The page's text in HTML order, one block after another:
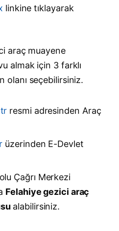
linkine tıklayarak
araç muayene
almak için 3 farklı
olanı seçebilirsiniz.
resmi adresinden Araç
üzerinden E-Devlet
Çağrı Merkezi
Felahiye gezici araç
alabilirsiniz.